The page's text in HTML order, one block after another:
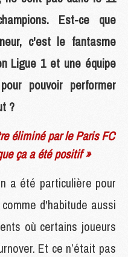
Est-ce que
c'est le fantasme
Ligue 1 et une équipe
pouvoir performer
?
éliminé par le Paris FC
ça a été positif »
a été particulière pour
d'habitude aussi
où certains joueurs
Et ce n’était pas